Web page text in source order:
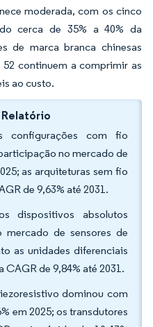
moderada, com os cinco
cerca de 35% a 40% da
de marca branca chinesas
52 continuem a comprimir as
ao custo.
configurações com fio
no mercado de
as arquiteturas sem fio
de 9,63% até 2031.
dispositivos absolutos
mercado de sensores de
as unidades diferenciais
CAGR de 9,84% até 2031.
dominou com
em 2025; os transdutores